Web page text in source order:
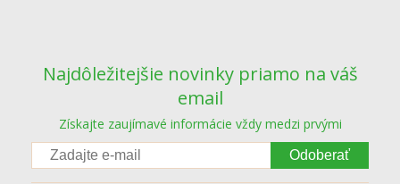
Najdôležitejšie novinky priamo na váš
email
Získajte zaujímavé informácie vždy medzi prvými
Odoberať